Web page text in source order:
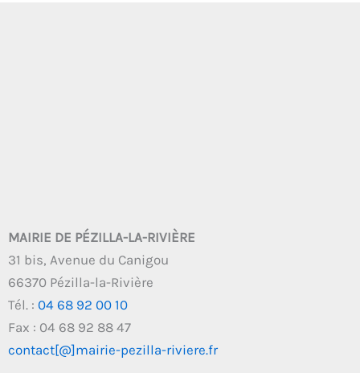
MAIRIE DE PÉZILLA-LA-RIVIÈRE
31 bis, Avenue du Canigou
66370 Pézilla-la-Rivière
Tél. : 04 68 92 00 10
Fax : 04 68 92 88 47
contact[@]mairie-pezilla-riviere.fr